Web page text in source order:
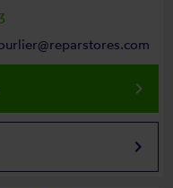
keyboard_arrow_right
keyboard_arrow_right